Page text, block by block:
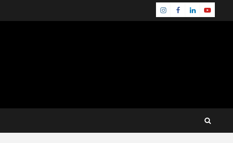
Instagram
Facebook
LinkedinYoutube